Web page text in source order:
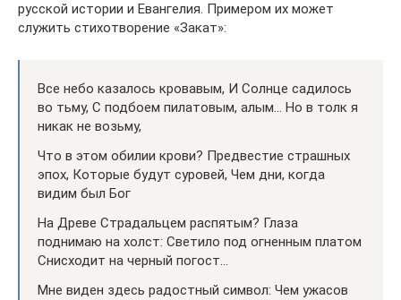
русской истории и Евангелия. Примером их может
служить стихотворение «Закат»:
Все небо казалось кровавым, И Солнце садилось
во тьму, С подбоем пилатовым, алым… Но в толк я
никак не возьму,
Что в этом обилии крови? Предвестие страшных
эпох, Которые будут суровей, Чем дни, когда
видим был Бог
На Древе Страдальцем распятым? Глаза
поднимаю на холст: Светило под огненным платом
Снисходит на черный погост…
Мне виден здесь радостный символ: Чем ужасов